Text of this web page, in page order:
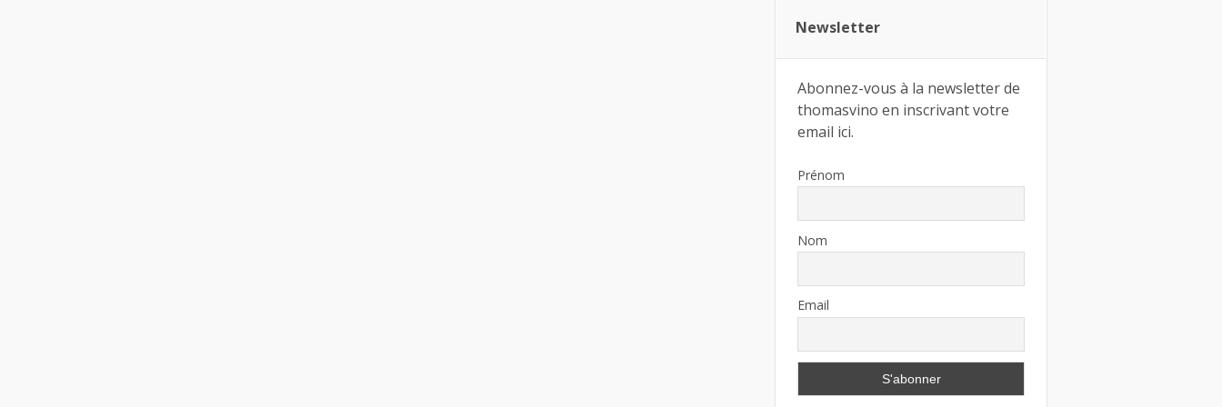
Newsletter
Abonnez-vous à la newsletter de
thomasvino en inscrivant votre
email ici.
Prénom
Nom
Email